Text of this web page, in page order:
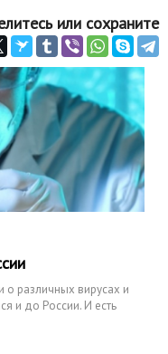
или сохраните
о различных вирусах и
и до России. И есть